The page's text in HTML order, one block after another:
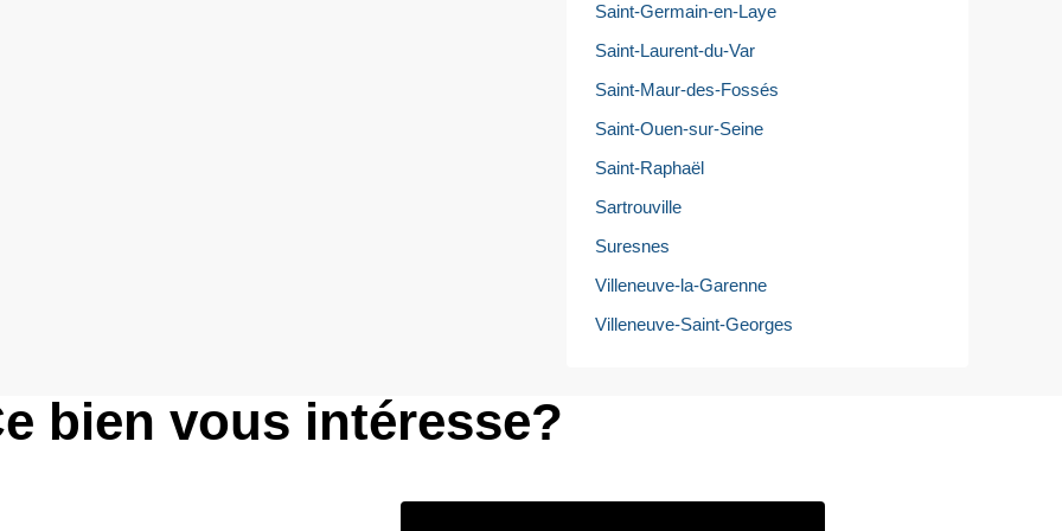
Saint-Germain-en-Laye
Saint-Laurent-du-Var
Saint-Maur-des-Fossés
Saint-Ouen-sur-Seine
Saint-Raphaël
Sartrouville
Suresnes
Villeneuve-la-Garenne
Villeneuve-Saint-Georges
bien vous intéresse?